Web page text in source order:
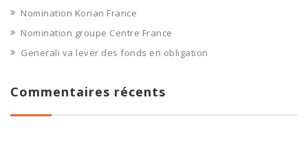
Nomination Korian France
Nomination groupe Centre France
Generali va lever des fonds en obligation
Commentaires récents